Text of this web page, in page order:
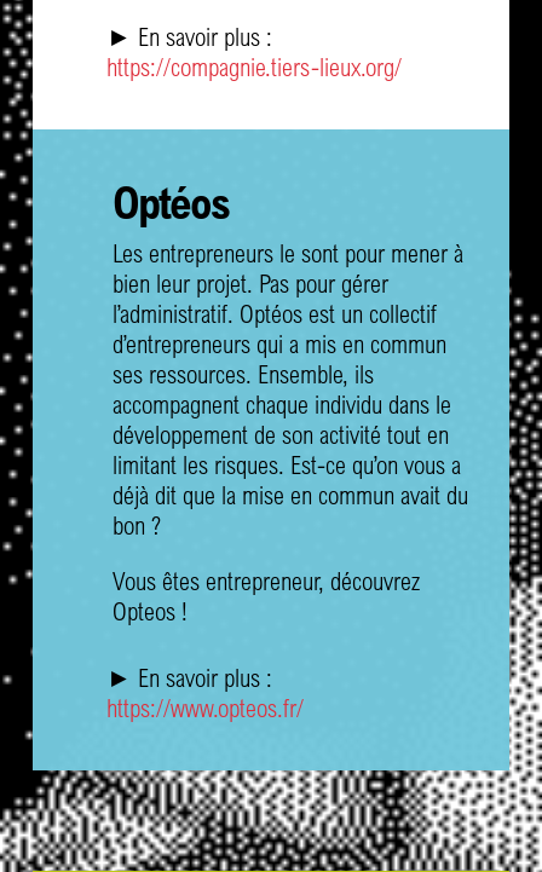
► En savoir plus :
https://compagnie.tiers-lieux.org/
Optéos
Les entrepreneurs le sont pour mener à
bien leur projet. Pas pour gérer
l’administratif. Optéos est un collectif
d’entrepreneurs qui a mis en commun
ses ressources. Ensemble, ils
accompagnent chaque individu dans le
développement de son activité tout en
limitant les risques. Est-ce qu’on vous a
déjà dit que la mise en commun avait du
bon ?
Vous êtes entrepreneur, découvrez
Opteos !
► En savoir plus :
https://www.opteos.fr/